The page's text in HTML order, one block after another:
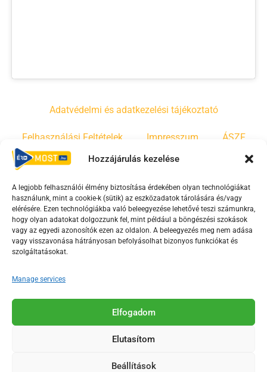
Hozzájárulás kezelése
A legjobb felhasználói élmény biztosítása érdekében olyan technológiákat
használunk, mint a cookie-k (sütik) az eszközadatok tárolására és/vagy
elérésére. Ezen technológiákba való beleegyezése lehetővé teszi számunkra,
hogy olyan adatokat dolgozzunk fel, mint például a böngészési szokások
vagy az egyedi azonosítók ezen az oldalon. A beleegyezés meg nem adása
vagy visszavonása hátrányosan befolyásolhat bizonyos funkciókat és
szolgáltatásokat.
Manage services
Elfogadom
Elutasítom
Beállítások
Adatvédelmi és adatkezelési tájékoztató
Felhasználási Feltételek Impresszum ÁSZF
Irányelvek Moderálási szabályzat
F
a
c
e
o
o
-
Y
o
u
t
b
e
s
T
i
k
Az Érd Média médiaszolgáltatási tevékenységét a
Médiatanács a Magyar Média Mecenatúra program